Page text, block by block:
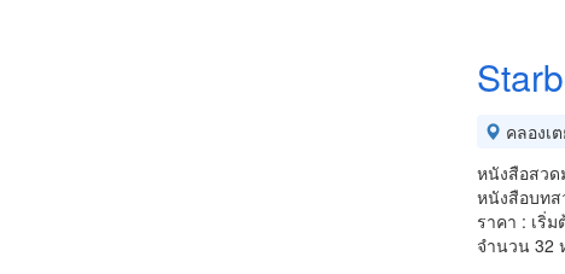
คลองเ
หนังสือสวด
หนังสือบท
ราคา : เริ่
จำนวน 32